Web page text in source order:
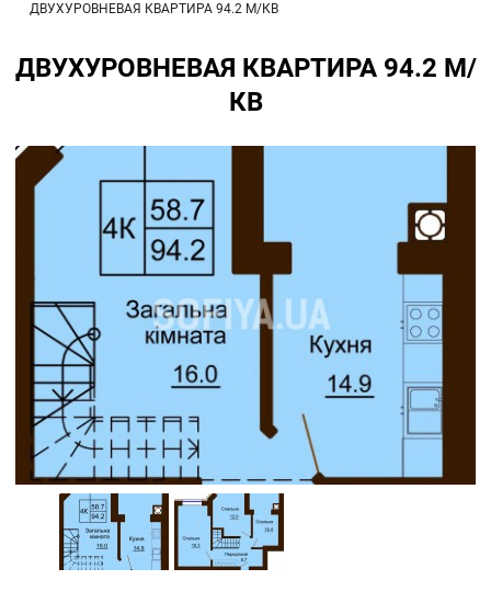
ДВУХУРОВНЕВАЯ КВАРТИРА 94.2 М/КВ
ДВУХУРОВНЕВАЯ КВАРТИРА 94.2 М/
КВ